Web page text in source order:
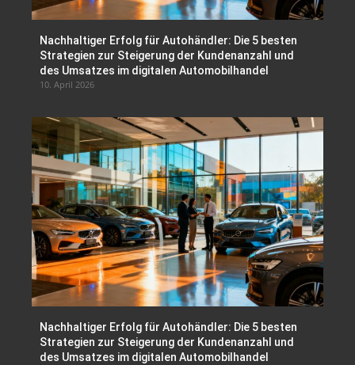
Nachhaltiger Erfolg für Autohändler: Die 5 besten
Strategien zur Steigerung der Kundenanzahl und
des Umsatzes im digitalen Automobilhandel
10. April 2026
Nachhaltiger Erfolg für Autohändler: Die 5 besten
Strategien zur Steigerung der Kundenanzahl und
des Umsatzes im digitalen Automobilhandel